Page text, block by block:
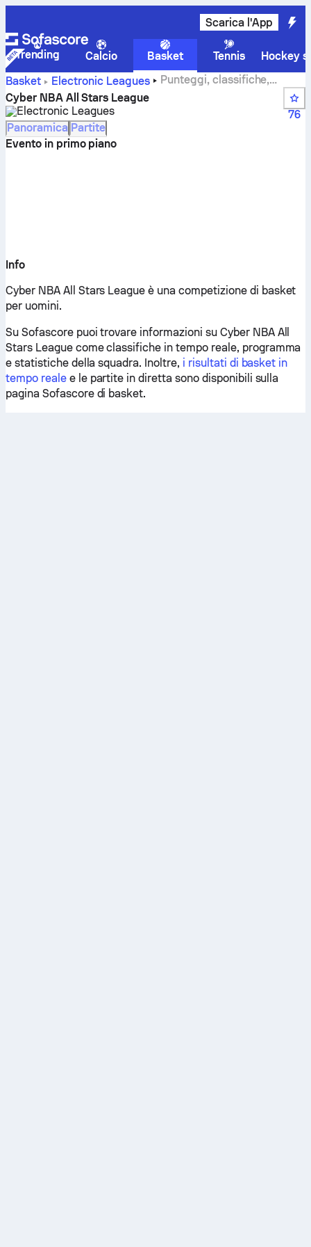
Scarica l'App
Trending Calcio Basket Tennis
Hockey
Basket
Electronic Leagues
Punteggi, classifiche,
calendario e statistiche di Cyber NBA All Stars League
Cyber NBA All Stars League
Electronic Leagues
76
Panoramica Partite
Evento in primo piano
Info
Cyber NBA All Stars League è una competizione di basket
per uomini.
Su Sofascore puoi trovare informazioni su Cyber NBA All
Stars League come classifiche in tempo reale, programma
e statistiche della squadra. Inoltre, i risultati di basket in
tempo realee le partite in diretta sono disponibili sulla
pagina Sofascore di basket.